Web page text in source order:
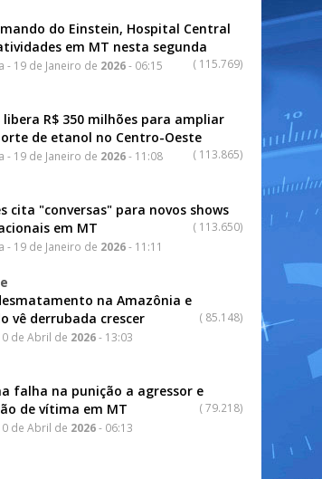
do Einstein, Hospital Central
em MT nesta segunda
( 115.769)
- 19 de Janeiro de 2026- 06:15
libera R$ 350 milhões para ampliar
de etanol no Centro-Oeste
( 113.865)
- 19 de Janeiro de 2026- 11:08
cita "conversas" para novos shows
em MT
( 113.650)
- 19 de Janeiro de 2026- 11:11
na Amazônia e
vê derrubada crescer
( 85.148)
de Abril de 2026- 13:03
falha na punição a agressor e
de vítima em MT
(79.218)
de Abril de 2026- 06:13